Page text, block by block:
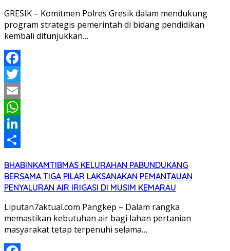
GRESIK – Komitmen Polres Gresik dalam mendukung
program strategis pemerintah di bidang pendidikan
kembali ditunjukkan…
Facebook
Twitter
Email
WhatsApp
LinkedIn
BHABINKAMTIBMAS KELURAHAN PABUNDUKANG
BERSAMA TIGA PILAR LAKSANAKAN PEMANTAUAN
PENYALURAN AIR IRIGASI DI MUSIM KEMARAU
Liputan7aktual.com Pangkep – Dalam rangka
memastikan kebutuhan air bagi lahan pertanian
masyarakat tetap terpenuhi selama…